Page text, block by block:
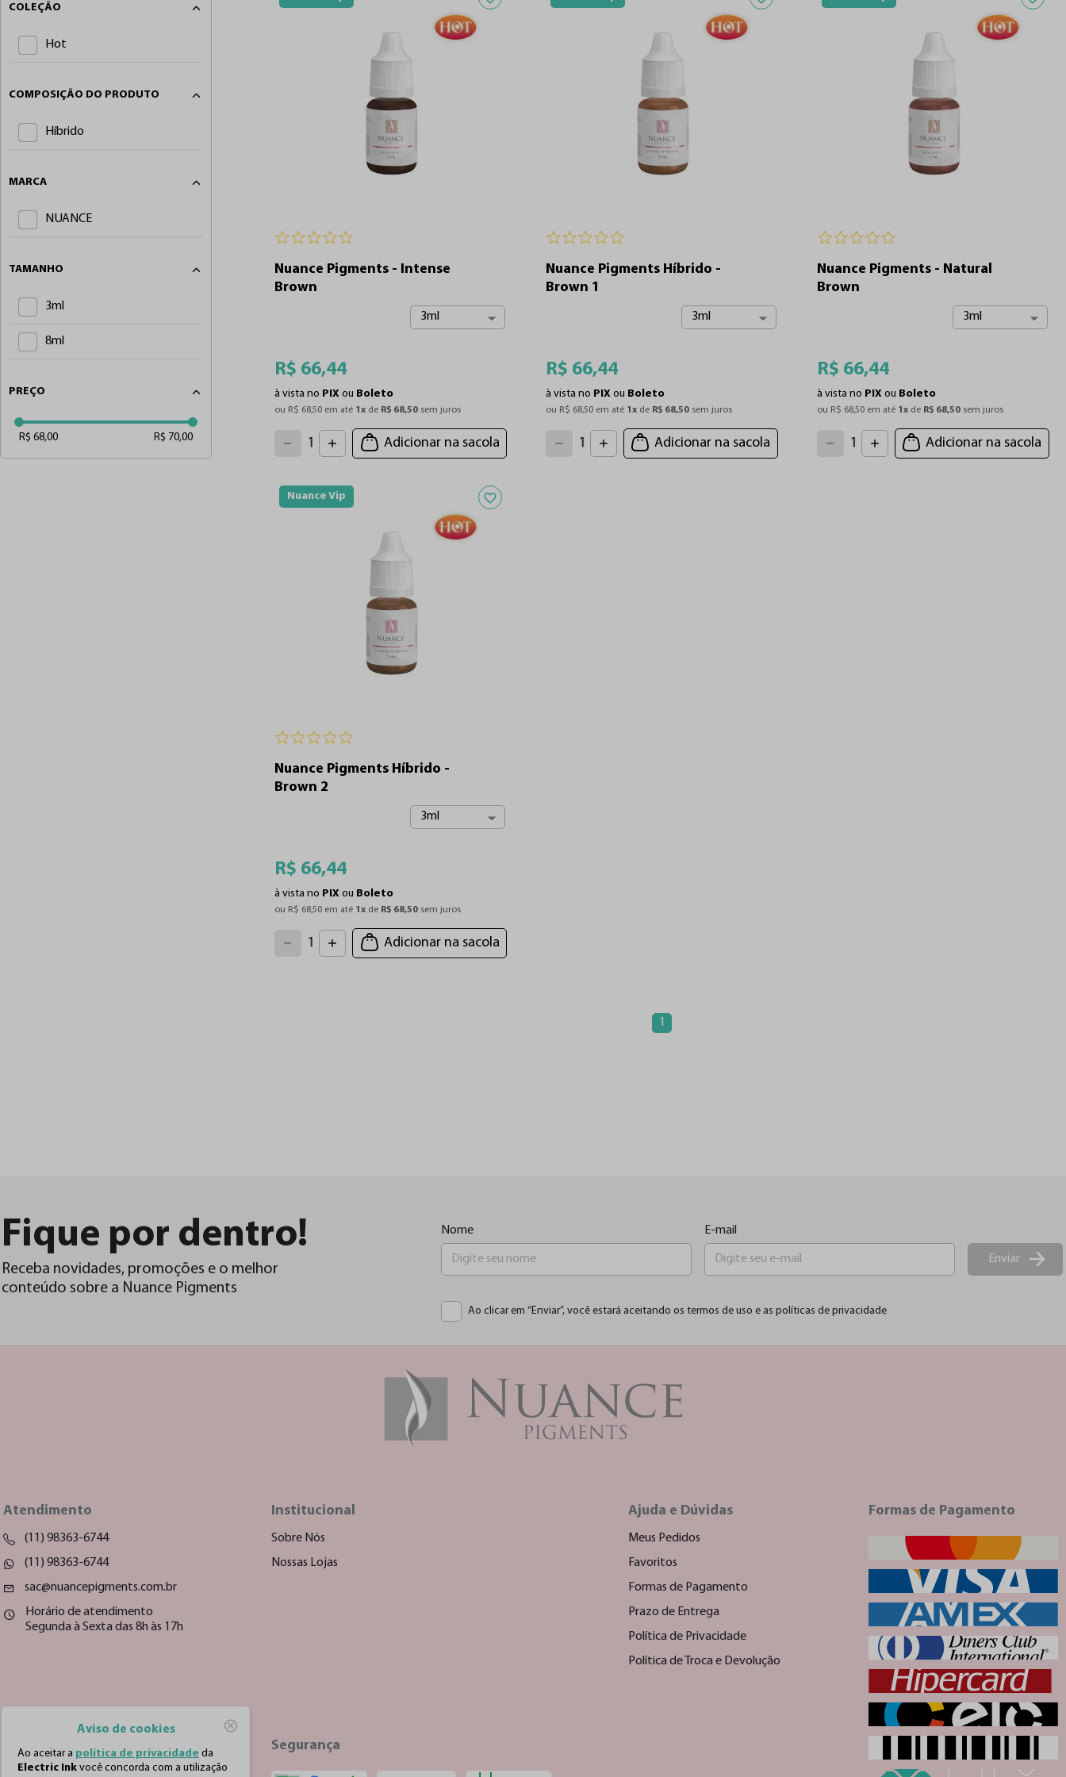
Aviso de cookies
Ao aceitar a política de privacidade da
Electric Ink você concorda com a utilização
COLEÇÃO
Hot
COMPOSIÇÃO DO PRODUTO
Híbrido
MARCA
NUANCE
TAMANHO
3ml
8ml
PREÇO
R$ 68,00 R$ 70,00
Nuance Pigments - Intense
Brown
3ml
R$ 66,44
à vista no PIX ou Boleto
ou R$ 68,50 em até 1x de R$ 68,50 sem juros
1 Adicionar na sacola
Nuance Pigments Híbrido -
Brown 1
3ml
R$ 66,44
à vista no PIX ou Boleto
ou R$ 68,50 em até 1 x de R$ 68,50 sem juros
1 Adicionar na sacola
Nuance Pigments - Natural
Brown
3ml
R$ 66,44
à vista no PIX ou Boleto
ou R$ 68,50 em até 1 x de R$ 68,50 sem juros
1 Adicionar na sacola
Nuance Vip Adicionar aos favoritos
Nuance Pigments Híbrido -
Brown 2
3ml
R$ 66,44
à vista no PIX ou Boleto
ou R$ 68,50 em até 1x de R$ 68,50 sem juros
1 Adicionar na sacola
1
Fique por dentro!
Receba novidades, promoções e o melhor
conteúdo sobre a Nuance Pigments
Nome E-mail
Enviar
Ao clicar em “Enviar”, você estará aceitando os termos de uso e as políticas de privacidade
Atendimento
(11) 98363-6744
(11) 98363-6744
sac@nuancepigments.com.br
Horário de atendimento
Segunda à Sexta das 8h às 17h
Institucional
Sobre Nós
Nossas Lojas
Segurança
Ajuda e Dúvidas
Meus Pedidos
Favoritos
Formas de Pagamento
Prazo de Entrega
Política de Privacidade
Política de Troca e Devolução
Formas de Pagamento